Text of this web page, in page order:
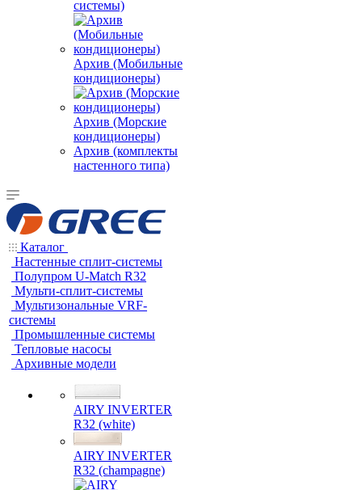
системы)
Архив (Мобильные
кондиционеры)
Архив (Морские
кондиционеры)
Архив (комплекты
настенного типа)
Каталог
Настенные сплит-системы
Полупром U-Match R32
Мульти-сплит-системы
Мультизональные VRF-
системы
Промышленные системы
Тепловые насосы
Архивные модели
AIRY INVERTER
R32 (white)
AIRY INVERTER
R32 (champagne)